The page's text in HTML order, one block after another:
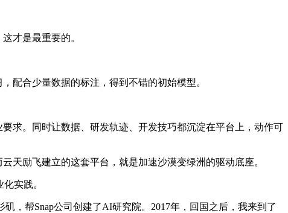
才是最重要的。
合少量数据的标注，得到不错的初始模型。
。同时让数据、研发轨迹、开发技巧都沉淀在平台上，动作可
励飞建立的这套平台，就是加速沙漠变绿洲的驱动底座。
实践。
，帮Snap公司创建了AI研究院。2017年，回国之后，我来到了